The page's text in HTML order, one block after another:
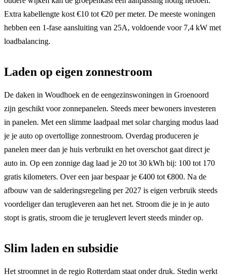
Extra kabellengte kost €10 tot €20 per meter. De meeste woningen
hebben een 1-fase aansluiting van 25A, voldoende voor 7,4 kW met
loadbalancing.
Laden op eigen zonnestroom
De daken in Woudhoek en de eengezinswoningen in Groenoord
zijn geschikt voor zonnepanelen. Steeds meer bewoners investeren
in panelen. Met een slimme laadpaal met solar charging modus laad
je je auto op overtollige zonnestroom. Overdag produceren je
panelen meer dan je huis verbruikt en het overschot gaat direct je
auto in. Op een zonnige dag laad je 20 tot 30 kWh bij: 100 tot 170
gratis kilometers. Over een jaar bespaar je €400 tot €800. Na de
afbouw van de salderingsregeling per 2027 is eigen verbruik steeds
voordeliger dan terugleveren aan het net. Stroom die je in je auto
stopt is gratis, stroom die je teruglevert levert steeds minder op.
Slim laden en subsidie
Het stroomnet in de regio Rotterdam staat onder druk. Stedin werkt